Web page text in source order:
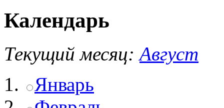
Календарь
Текущий месяц: Август
Январь